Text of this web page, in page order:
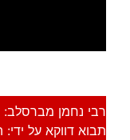
רבי נחמן מברסלב:
תבוא דווקא על